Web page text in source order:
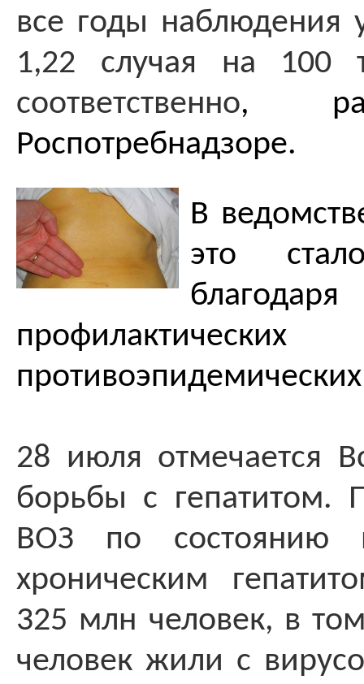
все годы наблюдения
1,22 случая на 100
соответственно,
Роспотребнадзоре.
В
это
28 июля отмечается
борьбы с гепатитом.
ВОЗ по
хроническим
325 млн человек, в
человек жили с